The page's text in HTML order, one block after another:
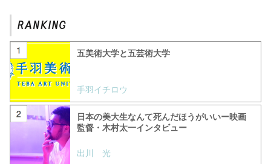
五美術大学と五芸術大学
手羽イチロウ
日本の美大生なんて死んだほうがいいー映画
監督・木村太一インタビュー
出川 光